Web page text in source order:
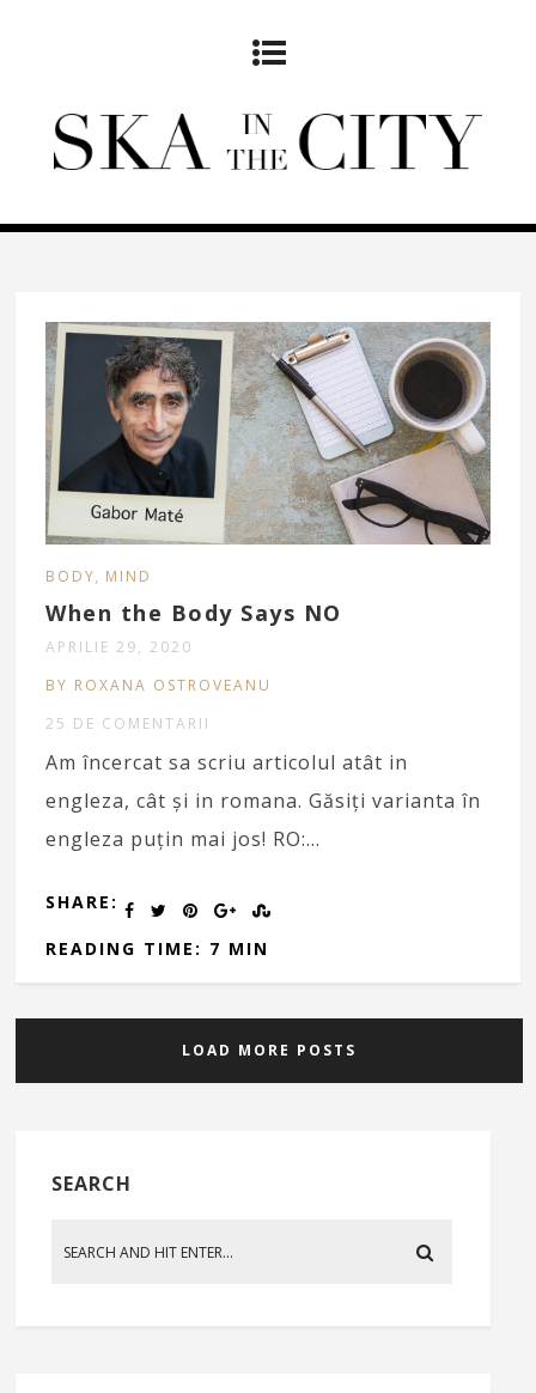
BODY, MIND
When the Body Says NO
APRILIE 29, 2020
BY ROXANA OSTROVEANU
25 DE COMENTARII
Am încercat sa scriu articolul atât in
engleza, cât şi in romana. Găsiți varianta în
engleza puțin mai jos! RO:…
SHARE:
READING TIME: 7 MIN
LOAD MORE POSTS
SEARCH